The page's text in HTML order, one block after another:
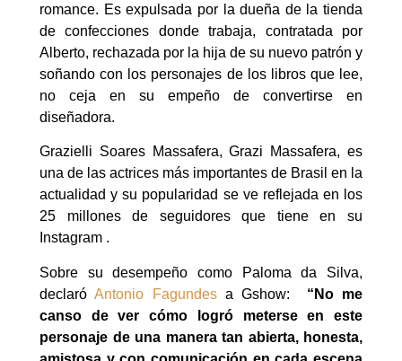
romance. Es expulsada por la dueña de la tienda
de confecciones donde trabaja, contratada por
Alberto, rechazada por la hija de su nuevo patrón y
soñando con los personajes de los libros que lee,
no ceja en su empeño de convertirse en
diseñadora.
Grazielli Soares Massafera, Grazi Massafera, es
una de las actrices más importantes de Brasil en la
actualidad y su popularidad se ve reflejada en los
25 millones de seguidores que tiene en su
Instagram .
Sobre su desempeño como Paloma da Silva,
declaróAntonio Fagundesa Gshow: “No me
canso de ver cómo logró meterse en este
personaje de una manera tan abierta, honesta,